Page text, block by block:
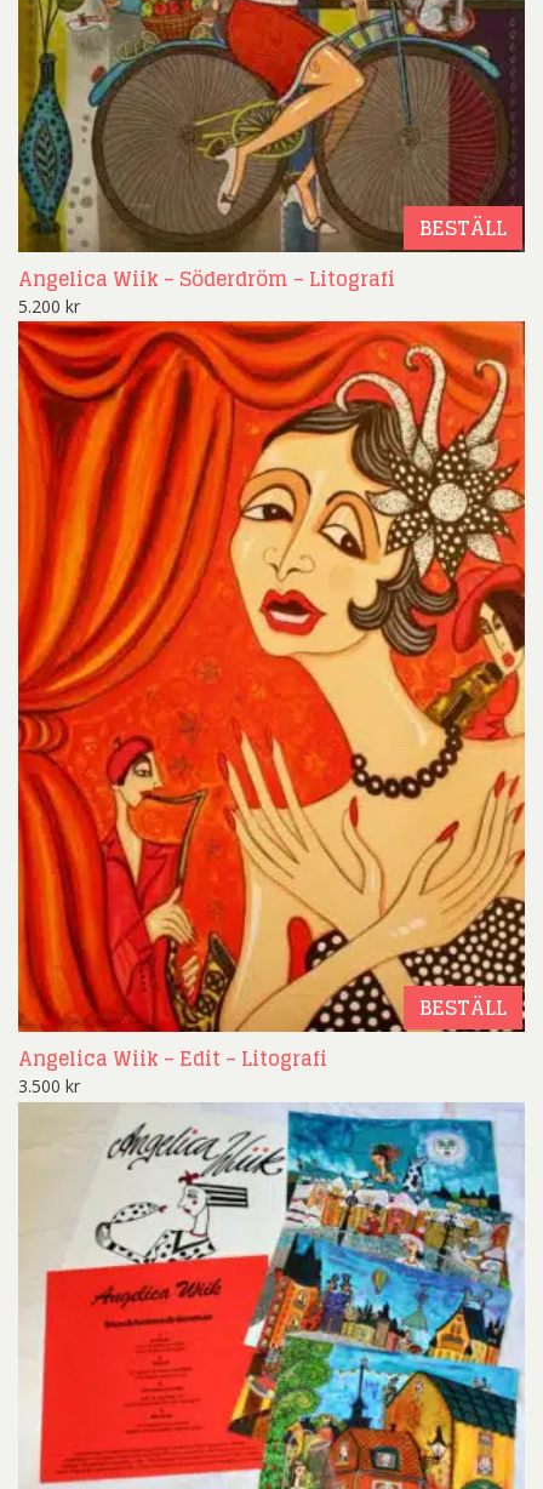
BESTÄLL
Angelica Wiik – Söderdröm – Litografi
5.200 kr
BESTÄLL
Angelica Wiik – Edit – Litografi
3.500 kr